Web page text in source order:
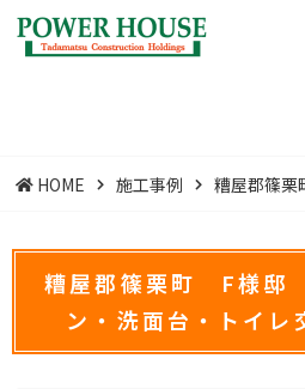
HOME 施工事例 糟屋郡篠
糟屋郡篠栗町 F様邸
ン・洗面台・トイレ